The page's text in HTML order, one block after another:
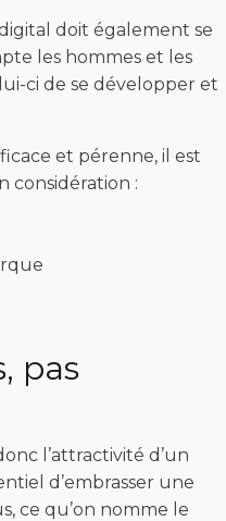
doit également se
les hommes et les
ci de se développer et
et pérenne, il est
considération :
pas
l’attractivité d’un
d’embrasser une
ce qu’on nomme le